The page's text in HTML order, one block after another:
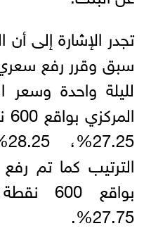
تجدر الإشارة إلى
سبق وقرر رفع سعري
لليلة واحدة وسعر
الترتيب كما تم
27.75%.